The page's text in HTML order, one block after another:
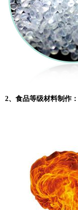
2、食品等级材料制作：